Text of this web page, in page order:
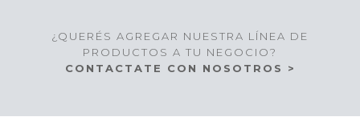
¿QUERÉS AGREGAR NUESTRA LÍNEA DE
PRODUCTOS A TU NEGOCIO?
CONTACTATE CON NOSOTROS >